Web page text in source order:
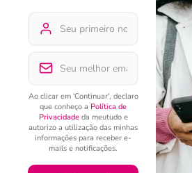
Ao clicar em 'Continuar', declaro
que conheço a Política de
Privacidadeda meutudo e
autorizo a utilização das minhas
informações para receber e-
mails e notificações.